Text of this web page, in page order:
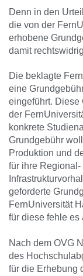
Denn in den
die von der
erhobene
damit
Die beklagte
eine
eingeführt. Diese
der
konkrete
Grundgebühr
Produktion und
für ihre
geforderte
FernUniversität
für diese fehle es
Nach dem OVG
des
für die Erhebung